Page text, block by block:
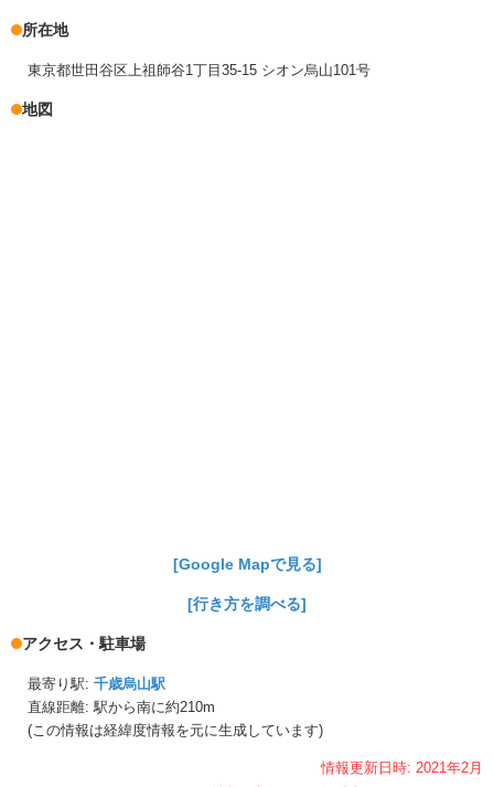
所在地
東京都世田谷区上祖師谷1丁目35-15 シオン烏山101号
地図
[Google Mapで見る]
[行き方を調べる]
アクセス・駐車場
最寄り駅: 千歳烏山駅
直線距離: 駅から南に約210m
(この情報は経緯度情報を元に生成しています)
情報更新日時: 2021年2月